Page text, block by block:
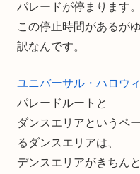
パレードが停まります。
この停止時間があるが
訳なんです。
ユニバーサル・ハロウ
パレードルートと
ダンスエリアというペ
るダンスエリアは、
デンスエリアがきちん